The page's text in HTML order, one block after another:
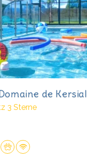
de Kersial
3 Sterne